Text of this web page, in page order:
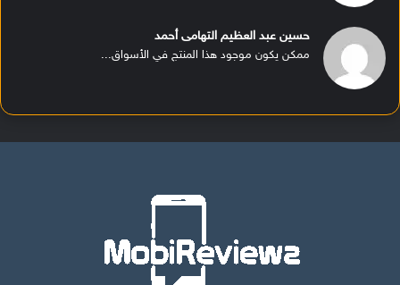
حسين عبد العظيم التهامى أحمد
ممكن يكون موجود هذا المنتج في الأسواق...